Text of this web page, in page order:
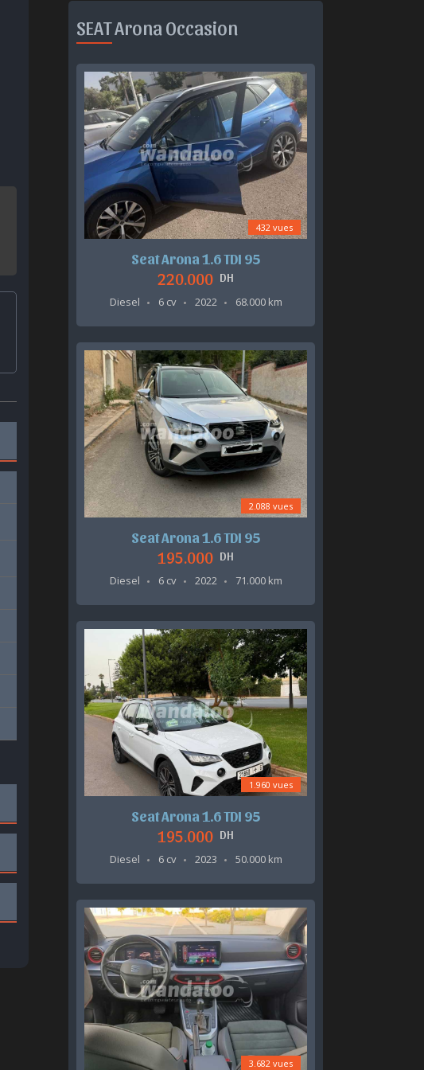
SEAT Arona Occasion
432 vues
Seat Arona 1.6 TDI 95
220.000 DH
Diesel
6 cv 2022 68.000 km
2.088 vues
Seat Arona 1.6 TDI 95
195.000 DH
Diesel
6 cv 2022 71.000 km
1.960 vues
Seat Arona 1.6 TDI 95
195.000 DH
Diesel
6 cv 2023 50.000 km
3.682 vues